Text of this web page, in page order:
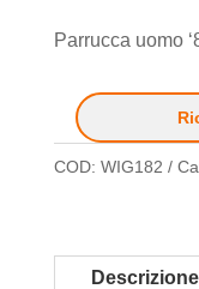
Parrucca uomo
COD: WIG182
Descrizione